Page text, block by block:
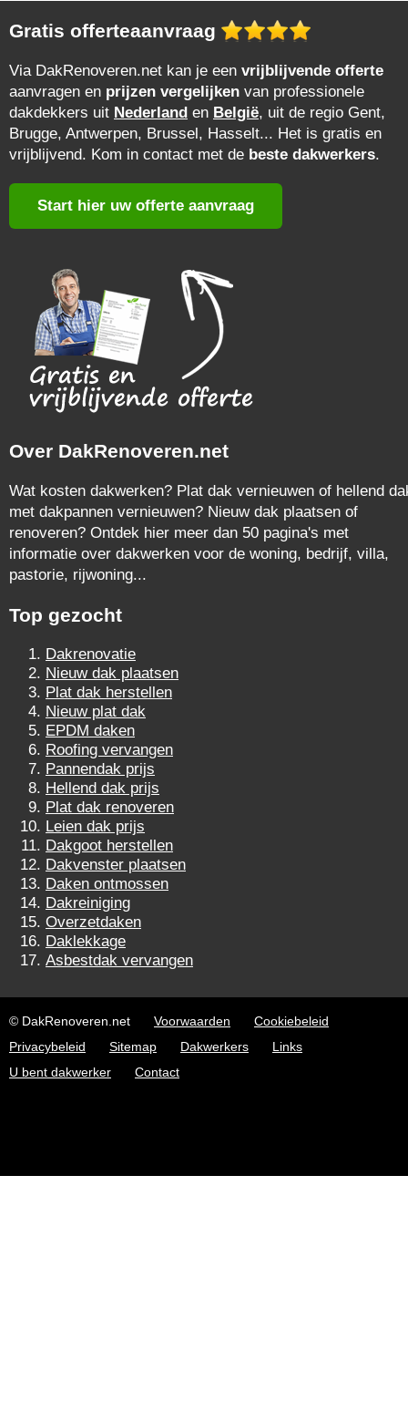
Gratis offerteaanvraag
Via DakRenoveren.net kan je een vrijblijvende offerte
aanvragen en prijzen vergelijken van professionele
dakdekkers uit Nederland en België, uit de regio Gent,
Brugge, Antwerpen, Brussel, Hasselt... Het is gratis en
vrijblijvend. Kom in contact met de beste dakwerkers.
Start hier uw offerte aanvraag
Over DakRenoveren.net
Wat kosten dakwerken? Plat dak vernieuwen of hellend
met dakpannen vernieuwen? Nieuw dak plaatsen of
renoveren? Ontdek hier meer dan 50 pagina's met
informatie over dakwerken voor de woning, bedrijf, villa,
pastorie, rijwoning...
Top gezocht
Dakrenovatie
Nieuw dak plaatsen
Plat dak herstellen
Nieuw plat dak
EPDM daken
Roofing vervangen
Pannendak prijs
Hellend dak prijs
Plat dak renoveren
Leien dak prijs
Dakgoot herstellen
Dakvenster plaatsen
Daken ontmossen
Dakreiniging
Overzetdaken
Daklekkage
Asbestdak vervangen
© DakRenoveren.net Voorwaarden
Cookiebeleid
Privacybeleid
Sitemap Dakwerkers
Links
U bent dakwerker
Contact